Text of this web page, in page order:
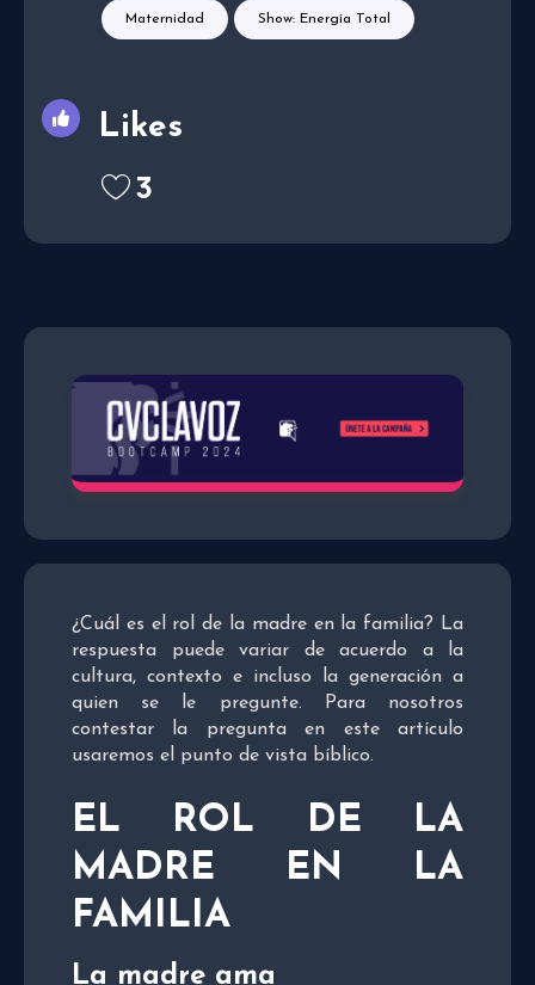
¿Cuál es el rol de la madre en la familia? La
respuesta puede variar de acuerdo a la
cultura, contexto e incluso la generación a
quien se le pregunte. Para nosotros
contestar la pregunta en este artículo
usaremos el punto de vista bíblico.
EL ROL DE LA
MADRE EN LA
FAMILIA
La madre ama
Maternidad Show: Energía Total
Likes
3